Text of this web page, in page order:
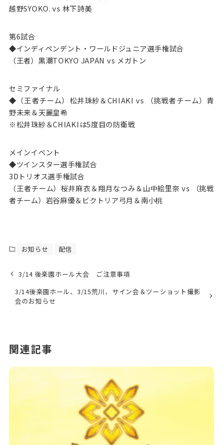
越野SYOKO. vs 林下詩美
第6試合
◆インディペンデント・ワールドジュニア選手権試合
（王者）黒潮TOKYO JAPAN vs メガトン
セミファイナル
◆（王者チーム）松井珠紗＆CHIAKI vs （挑戦者チーム）青
野未来＆天麗皇希
※松井珠紗＆CHIAKIは5度目の防衛戦
メインイベント
◆ツインスター選手権試合
3Dトリオス選手権試合
（王者チーム）桜井麻衣＆翔月なつみ＆山中絵里奈 vs （挑戦
者チーム）岩谷麻優＆ビクトリア弓月＆南小桃
お知らせ 配信
3/14 後楽園ホール大会 ご注意事項
3/14後楽園ホール、3/15荒川、サイン会＆ツーショット撮影
会のお知らせ
関連記事